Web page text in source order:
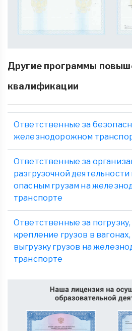
Другие программы
квалификации
Ответственные за
железнодорожном
Ответственные за
разгрузочной
опасным грузам на
транспорте
Ответственные за
крепление грузов в
выгрузку грузов на
транспорте